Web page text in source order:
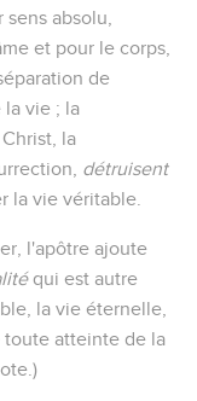
absolu,
et pour le corps,
de
la vie ; la
la
détruisent
la vie véritable.
l'apôtre ajoute
qui est autre
la vie éternelle,
toute atteinte de la